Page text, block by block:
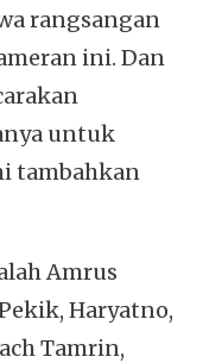
rangsangan
ini. Dan
untuk
tambahkan
Amrus
Haryatno,
Tamrin,